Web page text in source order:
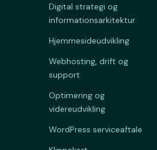
Digital strategi og
informationsarkitektur
Hjemmesideudvikling
Webhosting, drift og
support
Optimering og
videreudvikling
WordPress serviceaftale